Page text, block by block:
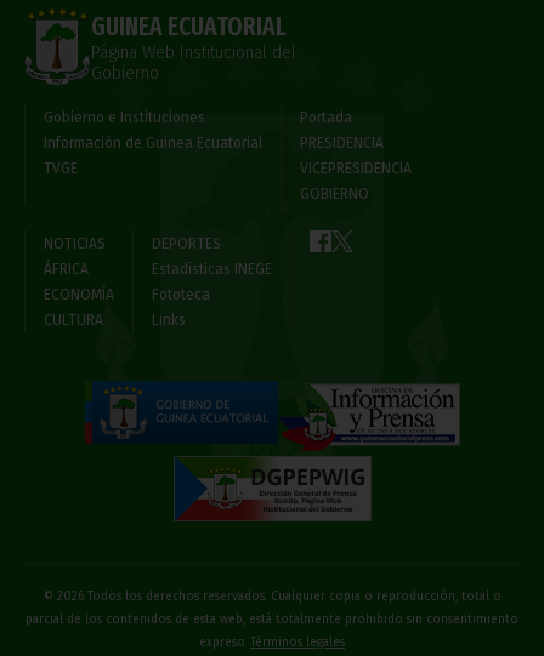
GUINEA ECUATORIAL
Página Web Institucional del
Gobierno
Gobierno e Instituciones
Información de Guinea Ecuatorial
TVGE
Portada
PRESIDENCIA
VICEPRESIDENCIA
GOBIERNO
NOTICIAS
ÁFRICA
ECONOMÍA
CULTURA
DEPORTES
Estadísticas INEGE
Fototeca
Links
© 2026 Todos los derechos reservados. Cualquier copia o reproducción, total o
parcial de los contenidos de esta web, está totalmente prohibido sin consentimiento
expreso
Términos legales